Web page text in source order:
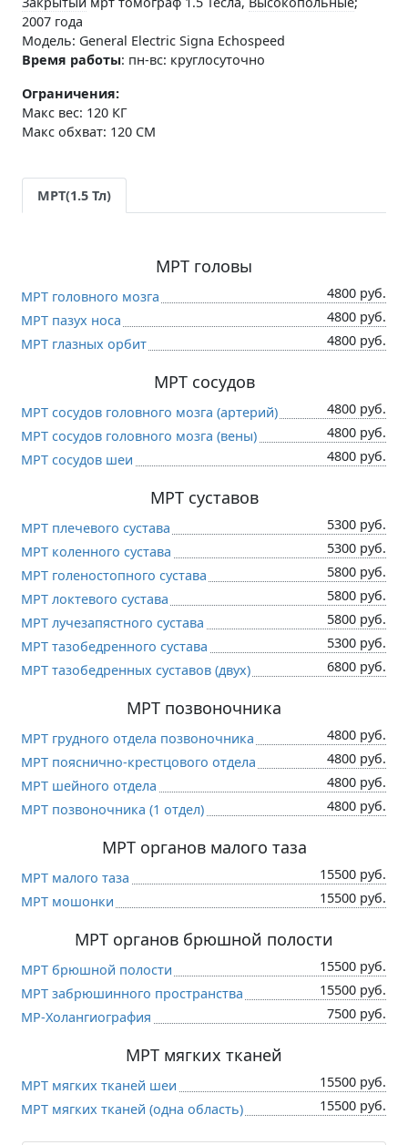
2007 года
Модель: General Electric Signa Echospeed
Время работы: пн-вс: круглосуточно
Ограничения:
Макс вес: 120 КГ
Макс обхват: 120 СМ
МРТ(1.5 Тл)
МРТ головы
МРТ головного мозга
4800 руб.
МРТ пазух носа
4800 руб.
МРТ глазных орбит
4800 руб.
МРТ сосудов
МРТ сосудов головного мозга (артерий)
4800 руб.
МРТ сосудов головного мозга (вены)
4800 руб.
МРТ сосудов шеи
4800 руб.
МРТ суставов
МРТ плечевого сустава
5300 руб.
МРТ коленного сустава
5300 руб.
МРТ голеностопного сустава
5800 руб.
МРТ локтевого сустава
5800 руб.
МРТ лучезапястного сустава
5800 руб.
МРТ тазобедренного сустава
5300 руб.
МРТ тазобедренных суставов (двух)
6800 руб.
МРТ позвоночника
МРТ грудного отдела позвоночника
4800 руб.
МРТ пояснично-крестцового отдела
4800 руб.
МРТ шейного отдела
4800 руб.
МРТ позвоночника (1 отдел)
4800 руб.
МРТ органов малого таза
МРТ малого таза
15500 руб.
МРТ мошонки
15500 руб.
МРТ органов брюшной полости
МРТ брюшной полости
15500 руб.
МРТ забрюшинного пространства
15500 руб.
МР-Холангиография
7500 руб.
МРТ мягких тканей
МРТ мягких тканей шеи
15500 руб.
МРТ мягких тканей (одна область)
15500 руб.